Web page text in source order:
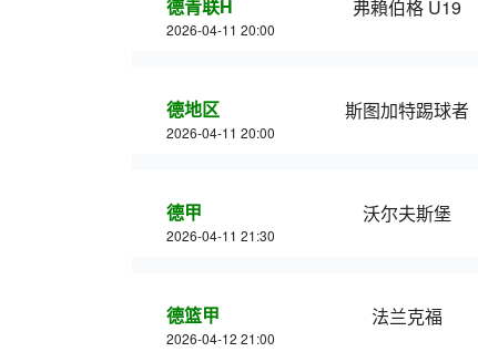
德青联H
2026-04-11 20:00
弗賴伯格 U19
德地区
2026-04-11 20:00
斯图加特踢球者
德甲
2026-04-11 21:30
沃尔夫斯堡
德篮甲
2026-04-12 21:00
法兰克福